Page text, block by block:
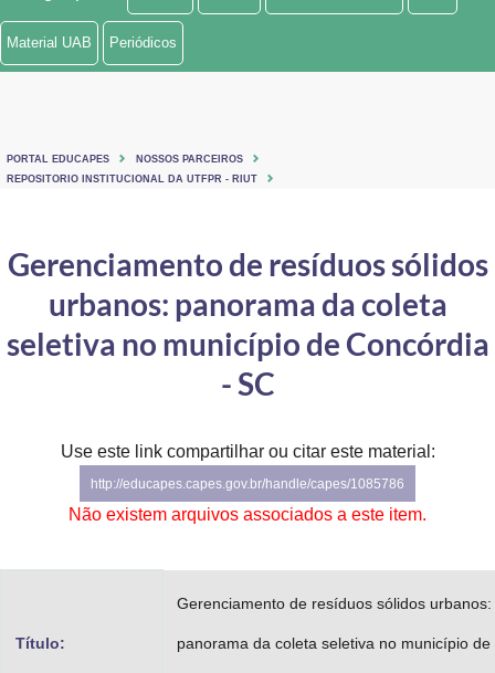
Ministério de Minas e Energia
Ministério do Turismo
Controladoria-Geral da União
Ministério da Mulher, da Família e dos Direitos Humanos
Gabinete de Segurança Institucional
Advocacia-Geral da União
Material UAB Periódicos
PORTAL EDUCAPES
NOSSOS PARCEIROS
REPOSITORIO INSTITUCIONAL DA UTFPR - RIUT
Gerenciamento de resíduos sólidos
urbanos: panorama da coleta
seletiva no município de Concórdia
- SC
Use este link compartilhar ou citar este material:
http://educapes.capes.gov.br/handle/capes/1085786
Não existem arquivos associados a este item.
Título:
Gerenciamento de resíduos sólidos urbanos:
panorama da coleta seletiva no município de